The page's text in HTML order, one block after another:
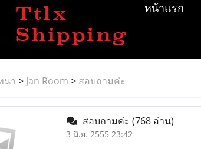
หน้าแรก
นา > Jan Room > สอบถามค่ะ
สอบถามค่ะ (768 อ่าน)
3 มิ.ย. 2555 23:42